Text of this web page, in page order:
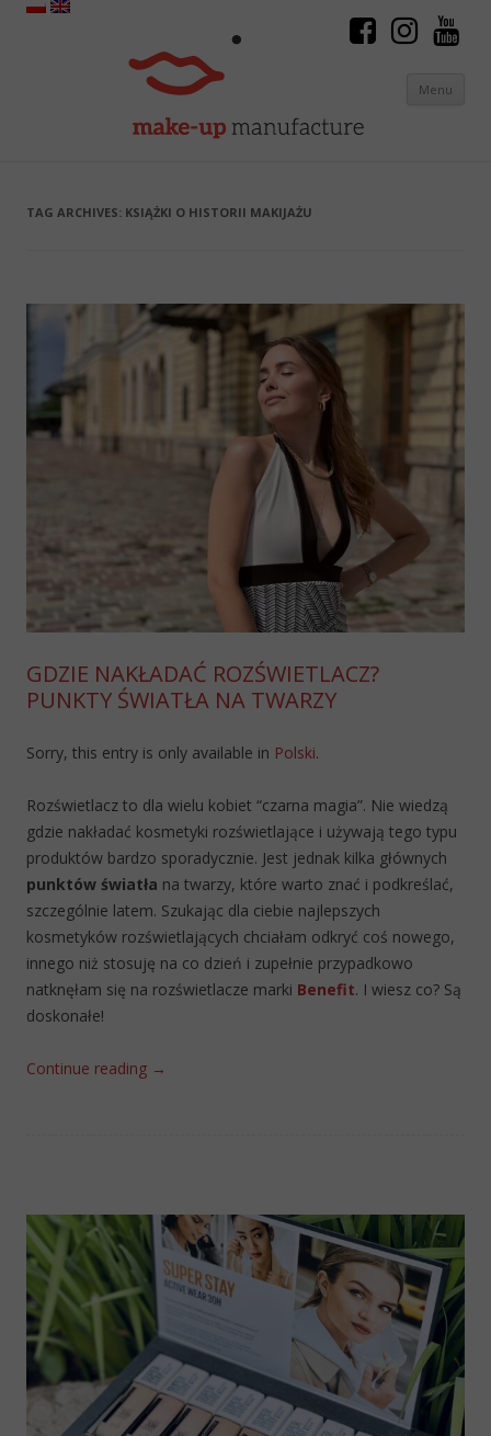
Menu
TAG ARCHIVES: KSIĄŻKI O HISTORII MAKIJAŻU
GDZIE NAKŁADAĆ ROZŚWIETLACZ?
PUNKTY ŚWIATŁA NA TWARZY
Sorry, this entry is only available in Polski.
Rozświetlacz to dla wielu kobiet “czarna magia”. Nie wiedzą
gdzie nakładać kosmetyki rozświetlające i używają tego typu
produktów bardzo sporadycznie. Jest jednak kilka głównych
punktów światła na twarzy, które warto znać i podkreślać,
szczególnie latem. Szukając dla ciebie najlepszych
kosmetyków rozświetlających chciałam odkryć coś nowego,
innego niż stosuję na co dzień i zupełnie przypadkowo
natknęłam się na rozświetlacze marki Benefit. I wiesz co? Są
doskonałe!
Continue reading →